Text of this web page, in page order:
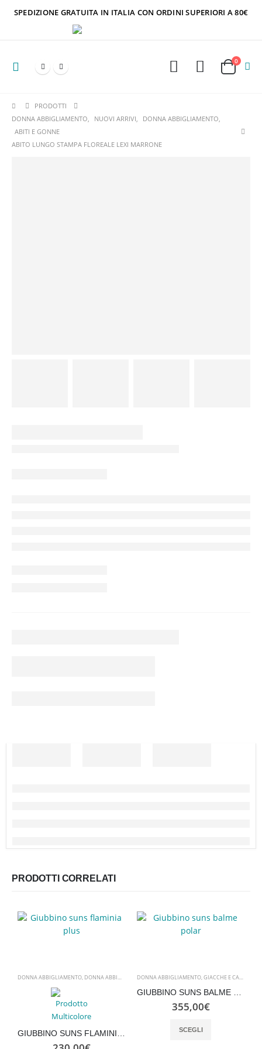
SPEDIZIONE GRATUITA IN ITALIA CON ORDINI SUPERIORI A 80€
0
PRODOTTI
DONNA ABBIGLIAMENTO, NUOVI ARRIVI, DONNA ABBIGLIAMENTO,
ABITI E GONNE
ABITO LUNGO STAMPA FLOREALE LEXI MARRONE
PRODOTTI CORRELATI
DONNA ABBIGLIAMENTO, DONNA ABBIGLIAMENTO ,GIACCHE E CAPISPALLA,NUOVI ARRIVI
GIUBBINO SUNS FLAMINIA PLUS
DONNA ABBIGLIAMENTO,GIACCHE E CAPISPALLA
GIUBBINO SUNS BALME POLAR
355,00€
SCEGLI